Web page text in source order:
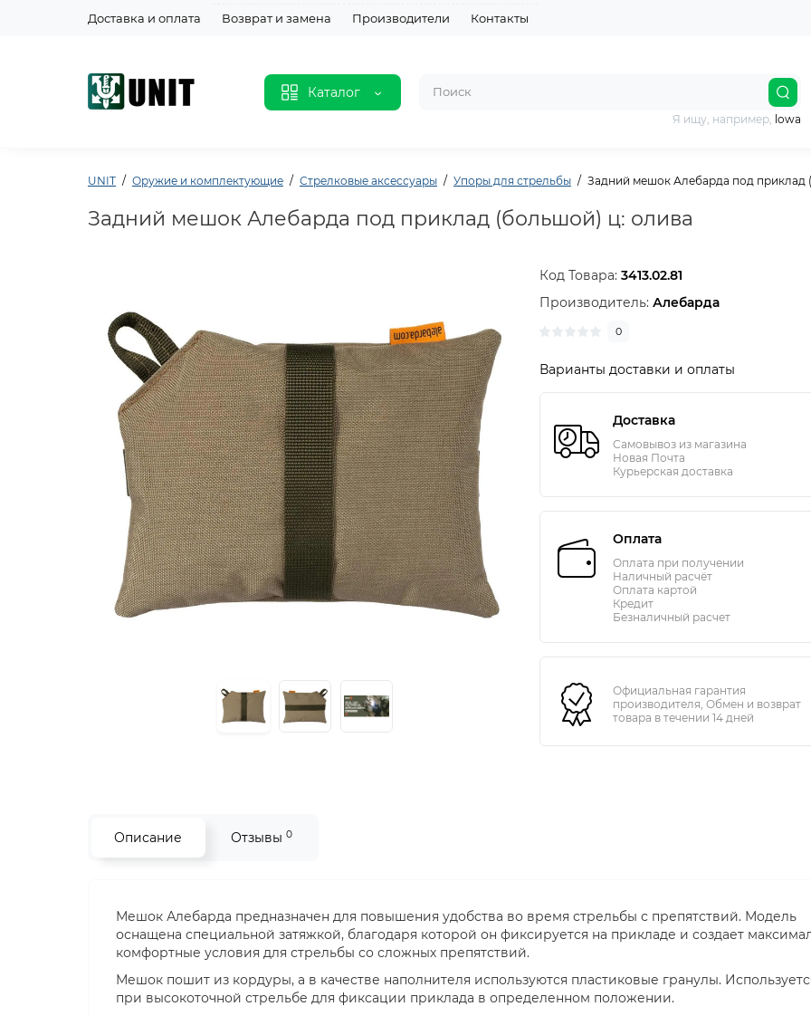
Доставка и оплата Возврат и замена Производители Контакты
Каталог
Я ищу, например, lowa
UNIT Оружие и комплектующие Стрелковые аксессуары Упоры для стрельбы Задний мешок Алебарда под приклад
Задний мешок Алебарда под приклад (большой) ц: олива
Код Товара:3413.02.81
Производитель:Алебарда
0
Варианты доставки и оплаты
Доставка
Самовывоз из магазина
Новая Почта
Курьерская доставка
Оплата
Оплата при получении
Наличный расчёт
Оплата картой
Кредит
Безналичный расчет
Официальная гарантия
производителя, Обмен и возврат
товара в течении 14 дней
Описание Отзывы 0
Мешок Алебарда предназначен для повышения удобства во время стрельбы с препятствий. Модель
оснащена специальной затяжкой, благодаря которой он фиксируется на прикладе и создает
комфортные условия для стрельбы со сложных препятствий.
Мешок пошит из кордуры, а в качестве наполнителя используются пластиковые гранулы.
при высокоточной стрельбе для фиксации приклада в определенном положении.